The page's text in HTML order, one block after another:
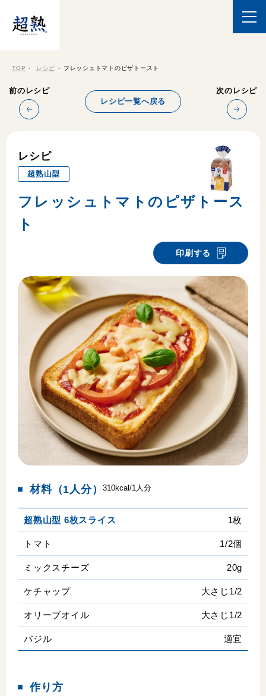
TOP レシピ フレッシュトマトのピザトースト
前のレシピ
レシピ一覧へ戻る
次のレシピ
レシピ
超熟山型
フレッシュトマトのピザトース
ト
印刷する
材料（1人分）310kcal/1人分
超熟山型 6枚スライス 1枚
トマト 1/2個
ミックスチーズ 20g
ケチャップ 大さじ1/2
オリーブオイル 大さじ1/2
バジル 適宜
作り方